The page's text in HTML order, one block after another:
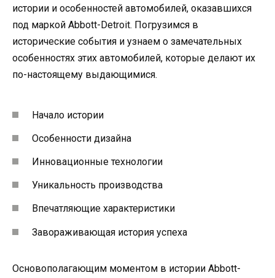
истории и особенностей автомобилей, оказавшихся
под маркой Abbott-Detroit. Погрузимся в
исторические события и узнаем о замечательных
особенностях этих автомобилей, которые делают их
по-настоящему выдающимися.
Начало истории
Особенности дизайна
Инновационные технологии
Уникальность производства
Впечатляющие характеристики
Завораживающая история успеха
Основополагающим моментом в истории Abbott-